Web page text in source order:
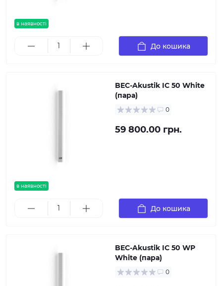
в наявності
До кошика
в наявності
BEC-Akustik IC 50 White
(пара)
0
59 800.00 грн.
До кошика
BEC-Akustik IC 50 WP
White (пара)
0